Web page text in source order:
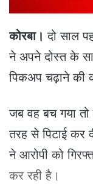
कोरबा। दो साल
ने अपने दोस्त के
पिकअप चढ़ाने की
जब वह बच गया तो
तरह से पिटाई कर
ने आरोपी को
कर रही है।